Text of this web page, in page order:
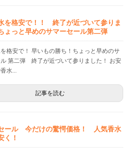
を格安で！！ 終了が近づいて参りま
ょっと早めのサマーセール第二弾
格安で！ 早いもの勝ち！ちょっと早めのサ
ル 第二弾 終了が近づいて参りました！ お安
水...
記事を読む
ール 今だけの驚愕価格！ 人気香水
く！